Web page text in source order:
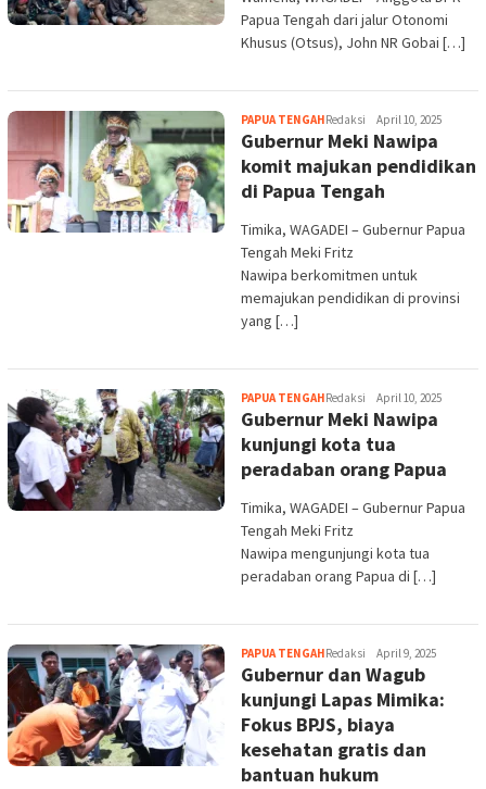
Papua Tengah dari jalur Otonomi
Khusus (Otsus), John NR Gobai […]
PAPUA TENGAHRedaksi April 10, 2025
Gubernur Meki Nawipa
komit majukan pendidikan
di Papua Tengah
Timika, WAGADEI – Gubernur Papua
Tengah Meki Fritz
Nawipa berkomitmen untuk
memajukan pendidikan di provinsi
yang […]
PAPUA TENGAHRedaksi April 10, 2025
Gubernur Meki Nawipa
kunjungi kota tua
peradaban orang Papua
Timika, WAGADEI – Gubernur Papua
Tengah Meki Fritz
Nawipa mengunjungi kota tua
peradaban orang Papua di […]
PAPUA TENGAHRedaksi April 9, 2025
Gubernur dan Wagub
kunjungi Lapas Mimika:
Fokus BPJS, biaya
kesehatan gratis dan
bantuan hukum